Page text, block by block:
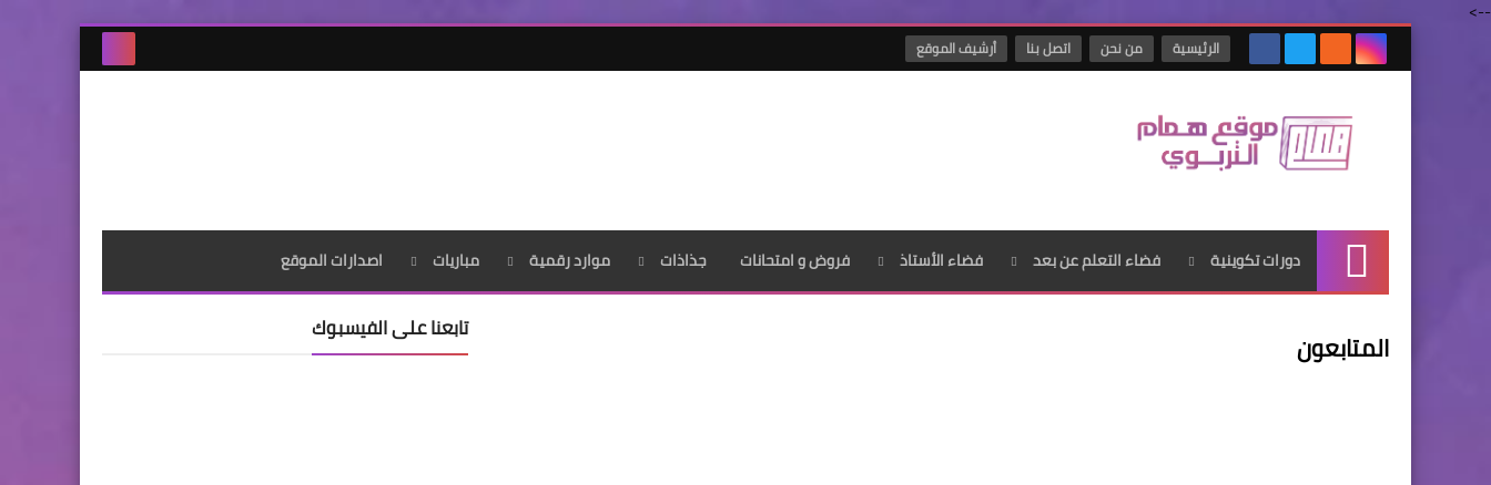
-->
الرئيسية من نحن اتصل بنا أرشيف الموقع
الرئيسية
دورات تكوينية فضاء التعلم عن بعد فضاء الأستاذ فروض و امتحانات جذاذات موارد رقمية مباريات اصدارات الموقع
المتابعون تابعنا على الفيسبوك